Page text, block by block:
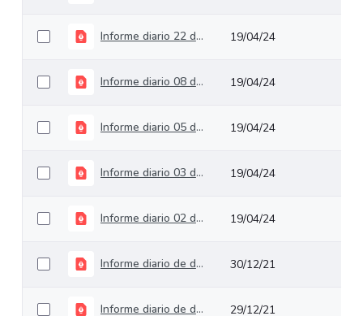
Informe diario 22 de septiembre de 2021 19/04/24
Informe diario 08 de julio de 2021 19/04/24
Informe diario 05 de mayo de 2021_1 19/04/24
Informe diario 03 de agosto de 2021 19/04/24
Informe diario 02 de junio de 2021 19/04/24
Informe diario de deuda pública del 31 de diciembre de 2021 30/12/21
Informe diario de deuda pública del 30 de diciembre de 2021 29/12/21